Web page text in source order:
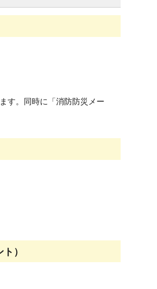
す。同時に「消防防災メー
）